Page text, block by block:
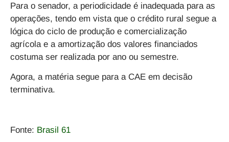
Para o senador, a periodicidade é inadequada para as
operações, tendo em vista que o crédito rural segue a
lógica do ciclo de produção e comercialização
agrícola e a amortização dos valores financiados
costuma ser realizada por ano ou semestre.
Agora, a matéria segue para a CAE em decisão
terminativa.
Fonte: Brasil 61